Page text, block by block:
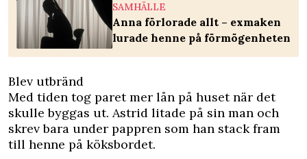
SAMHÄLLE
Anna förlorade allt – exmaken
lurade henne på förmögenheten
Blev utbränd
Med tiden tog paret mer lån på huset när det
skulle byggas ut. Astrid litade på sin man och
skrev bara under pappren som han stack fram
till henne på köksbordet.